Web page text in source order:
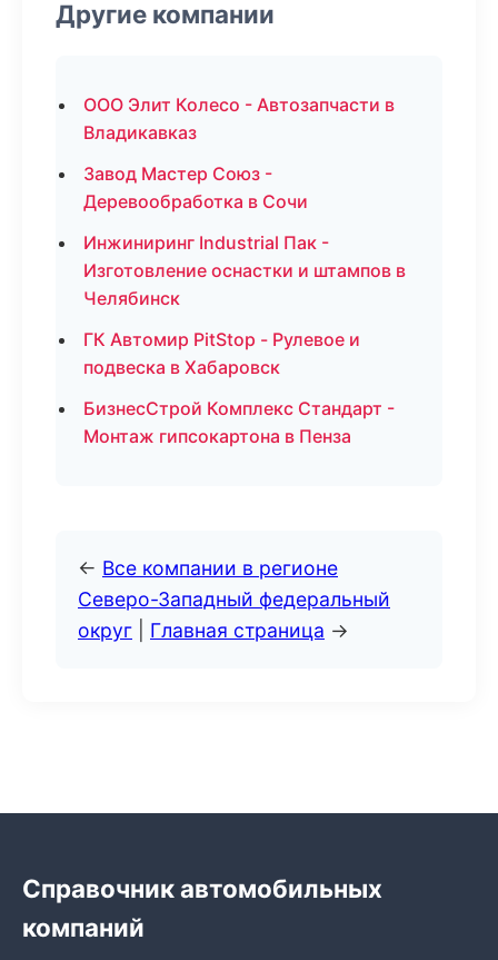
Другие компании
ООО Элит Колесо - Автозапчасти в
Владикавказ
Завод Мастер Союз -
Деревообработка в Сочи
Инжиниринг Industrial Пак -
Изготовление оснастки и штампов в
Челябинск
ГК Автомир PitStop - Рулевое и
подвеска в Хабаровск
БизнесСтрой Комплекс Стандарт -
Монтаж гипсокартона в Пенза
← Все компании в регионе
Северо-Западный федеральный
округ
Главная страница →
Справочник автомобильных
компаний